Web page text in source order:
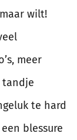
wilt!
meer
tandje
te hard
blessure